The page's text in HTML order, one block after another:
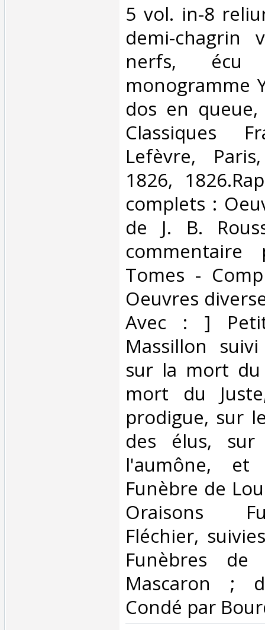
‎5 vol. in-8
demi-
nerfs, écu
monogramme
dos en
Classiques
Lefèvre,
1826,
complets :
de J. B.
Tomes -
Oeuvres
Avec : ]
Massillon
sur la mort
mort du
prodigue, sur
des élus,
l'aumône,
Funèbre de
Oraisons
Fléchier,
Funèbres
Mascaron ;
Condé par